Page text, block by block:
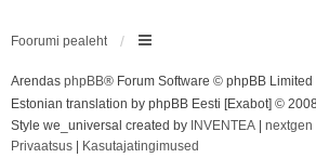
Foorumi pealeht
Arendas phpBB® Forum Software © phpBB Limited
Estonian translation by phpBB Eesti [Exabot] ©
Style we_universal created by INVENTEA | nextgen
Privaatsus | Kasutajatingimused